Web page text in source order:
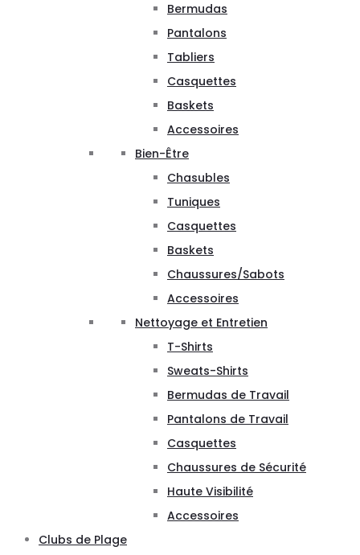
Bermudas
Pantalons
Tabliers
Casquettes
Baskets
Accessoires
Bien-Être
Chasubles
Tuniques
Casquettes
Baskets
Chaussures/Sabots
Accessoires
Nettoyage et Entretien
T-Shirts
Sweats-Shirts
Bermudas de Travail
Pantalons de Travail
Casquettes
Chaussures de Sécurité
Haute Visibilité
Accessoires
Clubs de Plage